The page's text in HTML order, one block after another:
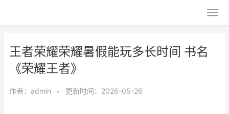
王者荣耀荣耀暑假能玩多长时间 书名
《荣耀王者》
作者： admin • 更新时间：2026-05-26